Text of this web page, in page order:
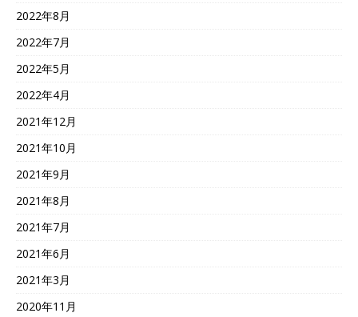
2022年8月
2022年7月
2022年5月
2022年4月
2021年12月
2021年10月
2021年9月
2021年8月
2021年7月
2021年6月
2021年3月
2020年11月